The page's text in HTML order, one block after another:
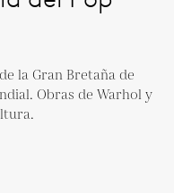
la Gran Bretaña de
Obras de Warhol y